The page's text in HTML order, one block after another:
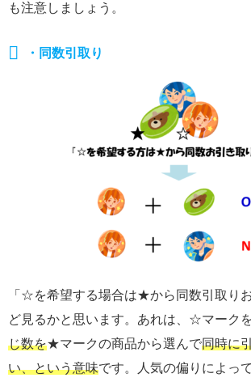
も注意しましょう。
・同数引取り
「☆を希望する場合は★から同数引取り
ど見るかと思います。あれは、☆マーク
じ数を★マークの商品から選んで同時に
い、という意味です。人気の偏りによっ